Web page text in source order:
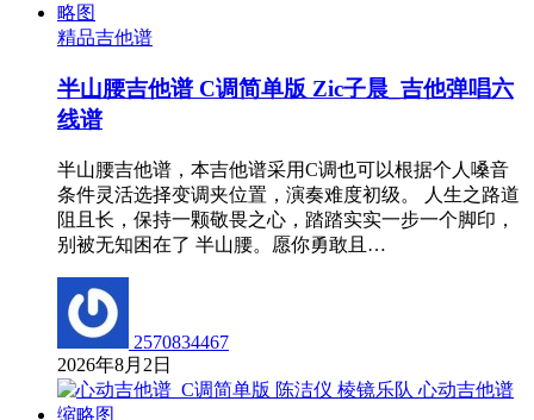
精品吉他谱
半山腰吉他谱 C调简单版 Zic子晨_吉他弹唱六
线谱
半山腰吉他谱，本吉他谱采用C调也可以根据个人嗓音
条件灵活选择变调夹位置，演奏难度初级。 人生之路道
阻且长，保持一颗敬畏之心，踏踏实实一步一个脚印，
别被无知困在了 半山腰。愿你勇敢且…
2570834467
2026年8月2日